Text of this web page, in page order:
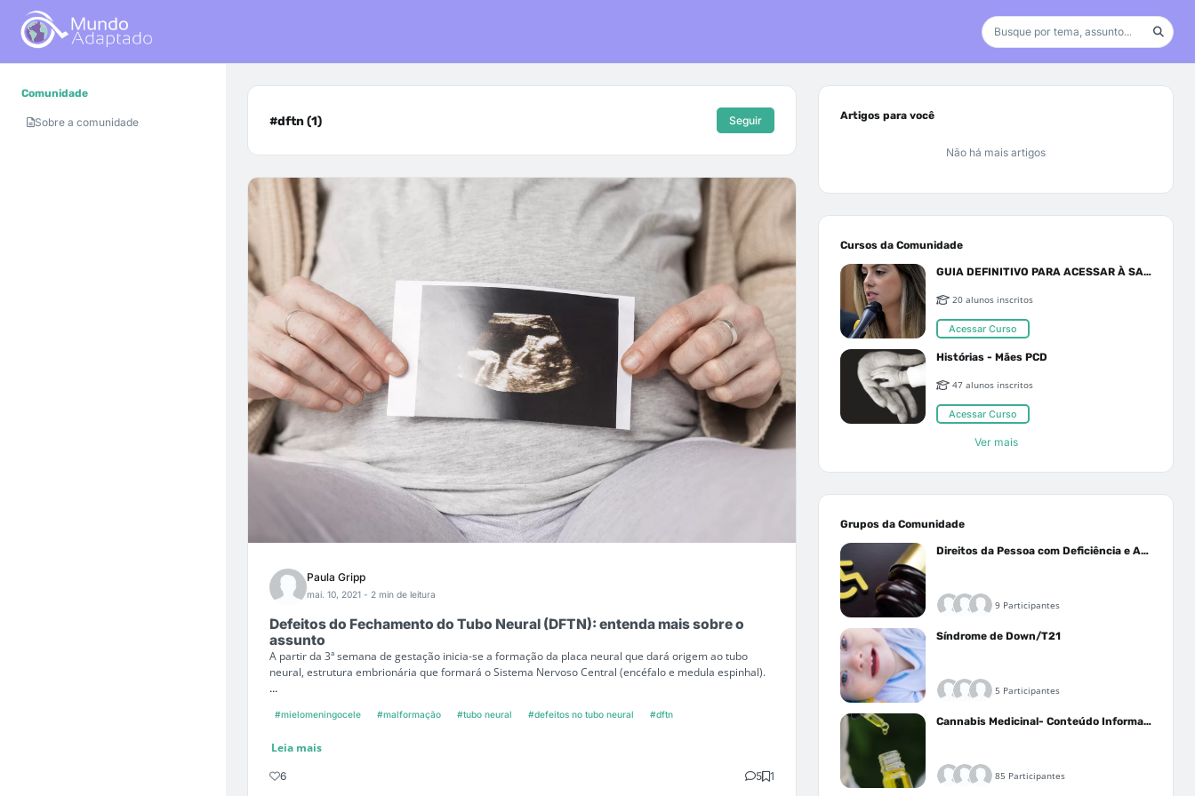
Comunidade
Sobre a comunidade #dftn (1) Seguir
Paula Gripp
mai. 10, 2021 - 2 min de leitura
Defeitos do Fechamento do Tubo Neural (DFTN): entenda mais sobre o
assunto
A partir da 3ª semana de gestação inicia-se a formação da placa neural que dará origem ao tubo
neural, estrutura embrionária que formará o Sistema Nervoso Central (encéfalo e medula espinhal).
...
#mielomeningocele #malformação #tubo neural #defeitos no tubo neural #dftn
Leia mais
6 5 1
Artigos para você
Não há mais artigos
Cursos da Comunidade
GUIA DEFINITIVO PARA ACESSAR À SAÚDE PELO SUS OU PLANO DE SAÚDE
20 alunos inscritos
Acessar Curso
Histórias - Mães PCD
47 alunos inscritos
Acessar Curso
Ver mais
Grupos da Comunidade
Direitos da Pessoa com Deficiência e Autistas
9 Participantes
Síndrome de Down/T21
5 Participantes
Cannabis Medicinal- Conteúdo Informativo
85 Participantes